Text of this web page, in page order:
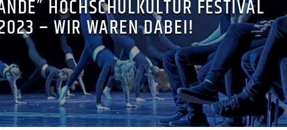
HOCHSCHULKULTUR FESTIVAL
– WIR WAREN DABEI!